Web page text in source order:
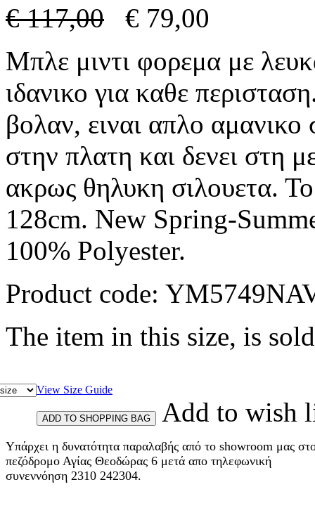
€117,00 € 79,00
Μπλε μιντι φορεμα με
ιδανικο για καθε
βολαν, ειναι απλο
στην πλατη και δενει στη
ακρως θηλυκη σιλουετα.
128cm. New Spring-
100% Polyester.
Product code:
The item in this size, is
View Size Guide
Add to wish
Υπάρχει η δυνατότητα παραλαβής από το showroom μας
πεζόδρομο Αγίας Θεοδώρας 6 μετά απο τηλεφωνική
συνεννόηση 2310 242304.